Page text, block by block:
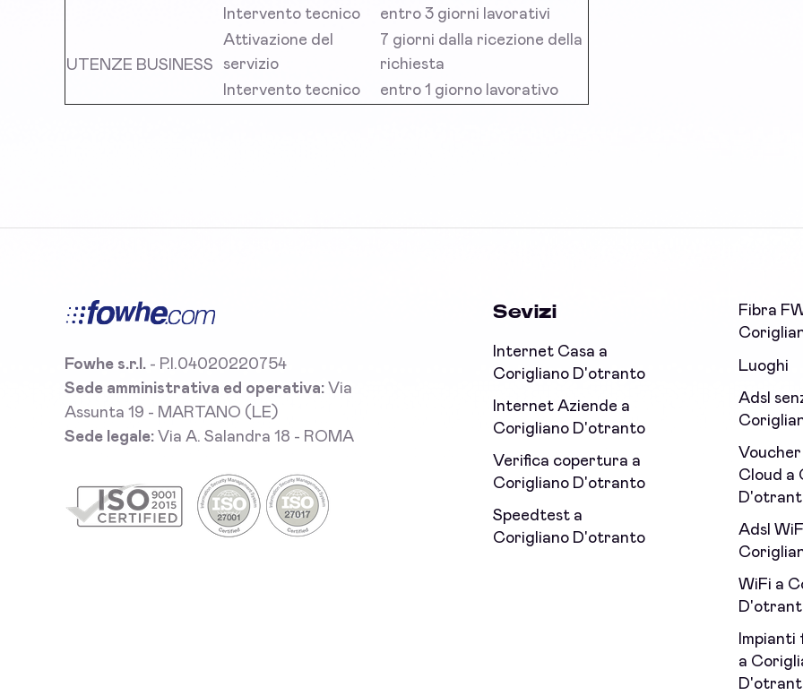
Intervento tecnico
entro 3 giorni lavorativi
UTENZE BUSINESS
Attivazione del
servizio
7 giorni dalla ricezione della
richiesta
Intervento tecnico
entro 1 giorno lavorativo
Fowhe s.r.l. - P.I.04020220754
Sede amministrativa ed operativa: Via
Assunta 19 - MARTANO (LE)
Sede legale: Via A. Salandra 18 - ROMA
Sevizi
Internet Casa a
Corigliano D'otranto
Internet Aziende a
Corigliano D'otranto
Verifica copertura a
Corigliano D'otranto
Speedtest a
Corigliano D'otranto
Fibra
Luoghi
Adsl
Cloud a
Adsl
WiFi a
a